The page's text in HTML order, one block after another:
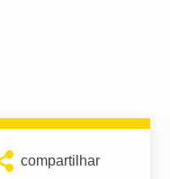
compartilhar